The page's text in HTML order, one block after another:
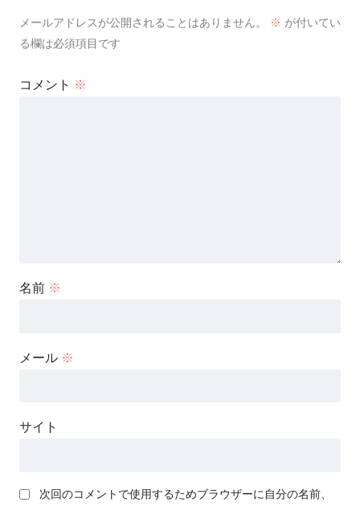
メールアドレスが公開されることはありません。 ※ が付いてい
る欄は必須項目です
コメント ※
名前 ※
メール ※
サイト
次回のコメントで使用するためブラウザーに自分の名前、